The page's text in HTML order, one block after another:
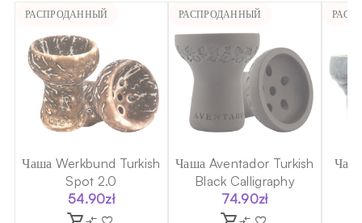
РАСПРОДАННЫЙ
Чаша Werkbund Turkish
Spot 2.0
54.90zł
РАСПРОДАННЫЙ
Чаша Aventador Turkish
Black Calligraphy
74.90zł